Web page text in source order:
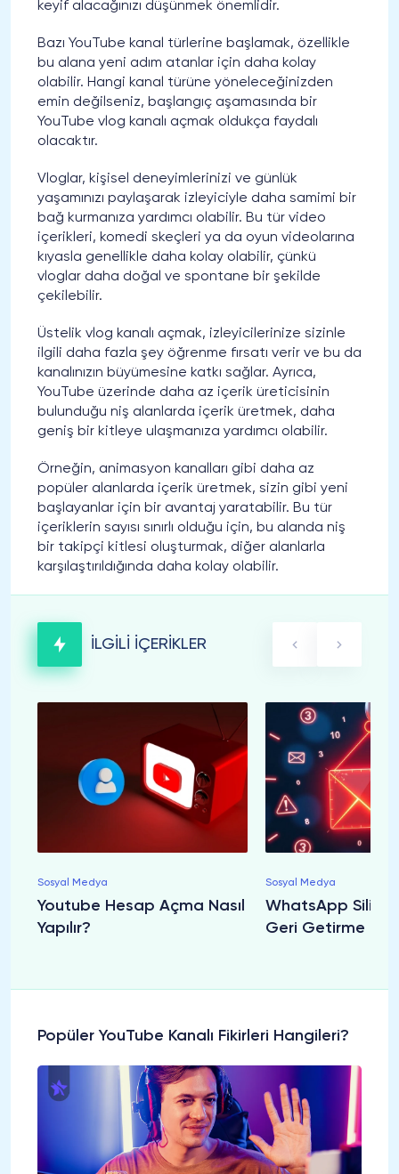
keyif alacağınızı düşünmek önemlidir.
Bazı YouTube kanal türlerine başlamak, özellikle
bu alana yeni adım atanlar için daha kolay
olabilir. Hangi kanal türüne yöneleceğinizden
emin değilseniz, başlangıç aşamasında bir
YouTube vlog kanalı açmak oldukça faydalı
olacaktır.
Vloglar, kişisel deneyimlerinizi ve günlük
yaşamınızı paylaşarak izleyiciyle daha samimi bir
bağ kurmanıza yardımcı olabilir. Bu tür video
içerikleri, komedi skeçleri ya da oyun videolarına
kıyasla genellikle daha kolay olabilir, çünkü
vloglar daha doğal ve spontane bir şekilde
çekilebilir.
Üstelik vlog kanalı açmak, izleyicilerinize sizinle
ilgili daha fazla şey öğrenme fırsatı verir ve bu da
kanalınızın büyümesine katkı sağlar. Ayrıca,
YouTube üzerinde daha az içerik üreticisinin
bulunduğu niş alanlarda içerik üretmek, daha
geniş bir kitleye ulaşmanıza yardımcı olabilir.
Örneğin, animasyon kanalları gibi daha az
popüler alanlarda içerik üretmek, sizin gibi yeni
başlayanlar için bir avantaj yaratabilir. Bu tür
içeriklerin sayısı sınırlı olduğu için, bu alanda niş
bir takipçi kitlesi oluşturmak, diğer alanlarla
karşılaştırıldığında daha kolay olabilir.
İLGİLİ İÇERİKLER
Sosyal Medya
Youtube Hesap Açma Nasıl
Yapılır?
Sosyal Medya
WhatsApp
Geri Getirme
Popüler YouTube Kanalı Fikirleri Hangileri?